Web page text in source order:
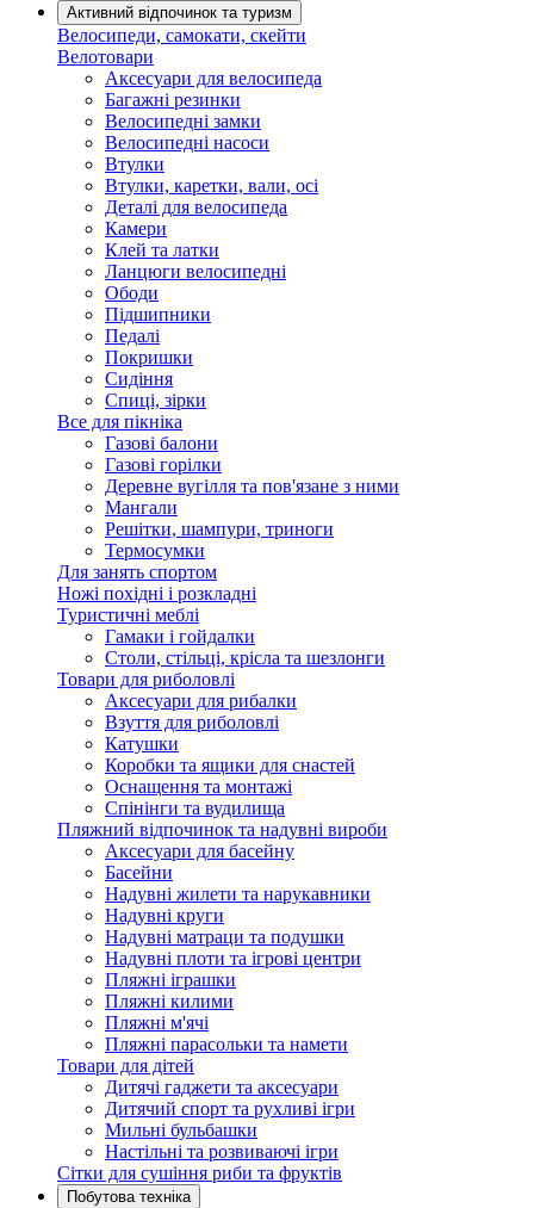
Активний відпочинок та туризм
Велосипеди, самокати, скейти
Велотовари
Аксесуари для велосипеда
Багажні резинки
Велосипедні замки
Велосипедні насоси
Втулки
Втулки, каретки, вали, осі
Деталі для велосипеда
Камери
Клей та латки
Ланцюги велосипедні
Ободи
Підшипники
Педалі
Покришки
Сидіння
Спиці, зірки
Все для пікніка
Газові балони
Газові горілки
Деревне вугілля та пов'язане з ними
Мангали
Решітки, шампури, триноги
Термосумки
Для занять спортом
Ножі похідні і розкладні
Туристичні меблі
Гамаки і гойдалки
Столи, стільці, крісла та шезлонги
Товари для риболовлі
Аксесуари для рибалки
Взуття для риболовлі
Катушки
Коробки та ящики для снастей
Оснащення та монтажі
Спінінги та вудилища
Пляжний відпочинок та надувні вироби
Аксесуари для басейну
Басейни
Надувні жилети та нарукавники
Надувні круги
Надувні матраци та подушки
Надувні плоти та ігрові центри
Пляжні іграшки
Пляжні килими
Пляжні м'ячі
Пляжні парасольки та намети
Товари для дітей
Дитячі гаджети та аксесуари
Дитячий спорт та рухливі ігри
Мильні бульбашки
Настільні та розвиваючі ігри
Сітки для сушіння риби та фруктів
Побутова техніка